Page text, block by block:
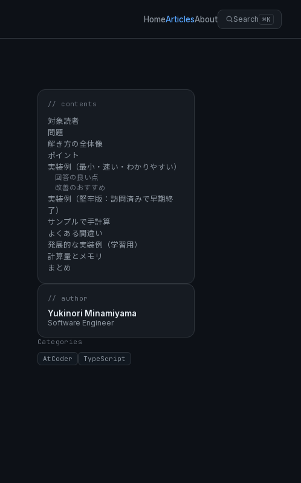
HomeArticlesAbout Search ⌘K
// contents
対象読者
問題
解き方の全体像
ポイント
実装例（最小・速い・わかりやすい）
回答の良い点
改善のおすすめ
実装例（堅牢版：訪問済みで早期終
了）
サンプルで手計算
よくある間違い
発展的な実装例（学習用）
計算量とメモリ
まとめ
// author
Yukinori Minamiyama
Software Engineer
Categories
AtCoder
TypeScript